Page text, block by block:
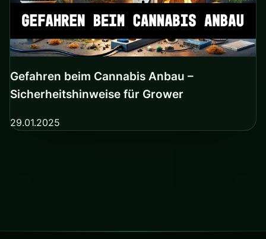
Gefahren beim Cannabis Anbau –
Sicherheitshinweise für Grower
29.01.2025